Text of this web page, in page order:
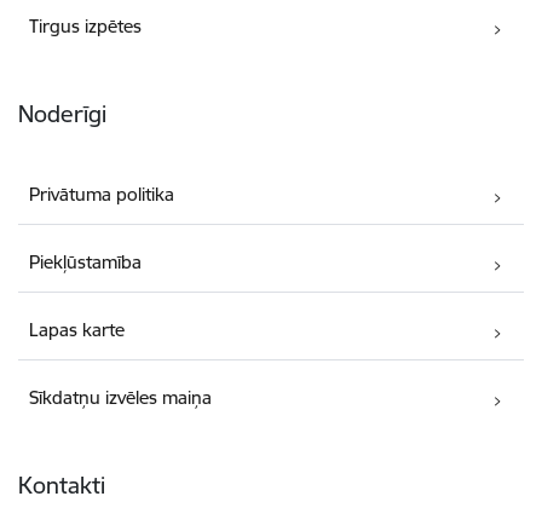
Tirgus izpētes
Noderīgi
Privātuma politika
Piekļūstamība
Lapas karte
Sīkdatņu izvēles maiņa
Kontakti